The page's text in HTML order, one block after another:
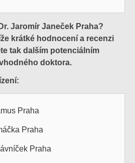
Jaromír Janeček Praha?
krátké hodnocení a recenzi
tak dalším potenciálním
doktora.
Praha
Praha
Praha